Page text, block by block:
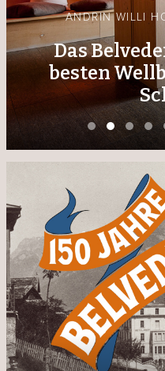
ANDRIN WILLI
Das
besten